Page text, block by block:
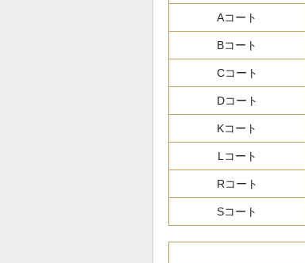
Aコート
Bコート
Cコート
Dコート
Kコート
Lコート
Rコート
Sコート